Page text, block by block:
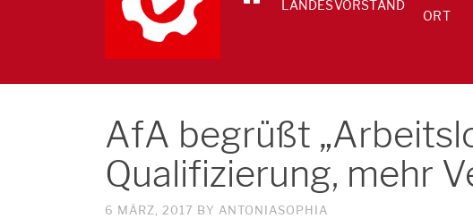
LANDESVORSTAND
ORT
AfA begrüßt
Qualifizierung, mehr
6 MÄRZ, 2017 BY ANTONIASOPHIA